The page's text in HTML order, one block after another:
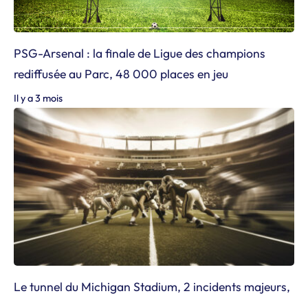
PSG-Arsenal : la finale de Ligue des champions
rediffusée au Parc, 48 000 places en jeu
Il y a 3 mois
Le tunnel du Michigan Stadium, 2 incidents majeurs,